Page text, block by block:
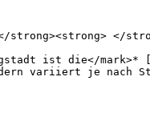
DER</
ist die</
variiert je nach